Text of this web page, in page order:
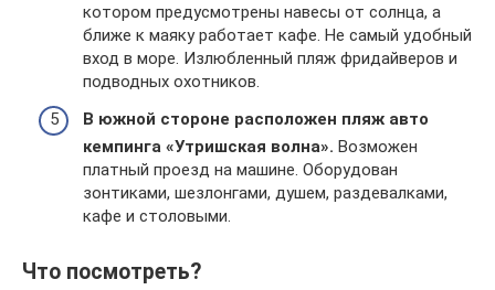
котором предусмотрены навесы от солнца, а
ближе к маяку работает кафе. Не самый удобный
вход в море. Излюбленный пляж фридайверов и
подводных охотников.
В южной стороне расположен пляж авто
кемпинга «Утришская волна». Возможен
платный проезд на машине. Оборудован
зонтиками, шезлонгами, душем, раздевалками,
кафе и столовыми.
Что посмотреть?